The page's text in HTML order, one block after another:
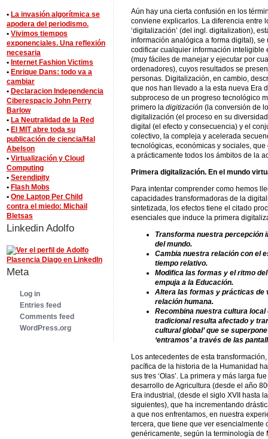
Aún hay una cierta confusión en los
conviene explicarlos. La diferencia entre
‘digitalización’ (del ingl. digitalization),
información analógica a forma digital),
codificar cualquier información inteligible
(muy fáciles de manejar y ejecutar por
ordenadores), cuyos resultados se
personas. Digitalización, en cambio,
que nos han llevado a la esta nueva Era
subproceso de un progreso tecnológico
primero la digitización (la conversión de
digitalización (el proceso en su
digital (el efecto y consecuencia) y el
colectivo, la compleja y acelerada
tecnológicas, económicas y sociales, que
a prácticamente todos los ámbitos de la
Primera digitalización. En el mundo
Para intentar comprender como hemos
capacidades transformadoras de la
sintetizada, los efectos tiene el citado
esenciales que induce la primera
Transforma nuestra percepción
del mundo.
Cambia nuestra relación con el
tiempo relativo.
Modifica las formas y el ritmo
empuja a la Educación.
Altera las formas y prácticas de
relación humana.
Recombina nuestra cultura
tradicional resulta afectado y
cultural global’ que se
‘entramos’ a través de las
Los antecedentes de esta
pacífica de la historia de la Humanidad
sus tres ‘Olas’. La primera y más larga
desarrollo de Agricultura (desde el año
Era industrial, (desde el siglo XVII hasta
siguientes), que ha incrementando
a que nos enfrentamos, en nuestra
tercera, que tiene que ver esencialmente
genéricamente, según la terminología
• La invasión algorítmica se
apodera del periodismo.
• Vivimos tiempos
exponenciales. Una reflexión
necesaria
• Internet Fashion Victims
• Enrique Dans: todo va a
cambiar
• Declaracion Independencia
Ciberespacio John Perry
Barlow
• La Neutralidad de la Red
• El MIT abre toda su
publicación de ciencia/Hal
Abelson
• Virtualización y Cloud
Computing
• Serendipity
• Flash Mobs
• One Laptop Per Child
contra el miedo: Michail
Bletsas
Linkedin Adolfo
Meta
Log in
Entries feed
Comments feed
WordPress.org